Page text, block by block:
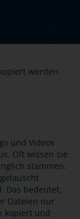
und Videos
Oft wissen sie
stammen.
Das bedeutet,
Dateien nur
kopiert und